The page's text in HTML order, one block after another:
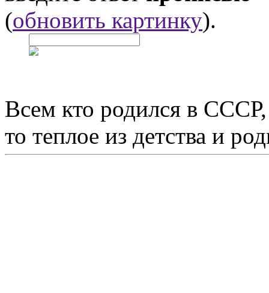
(обновить картинку).
Всем кто родился в
то теплое из детства и